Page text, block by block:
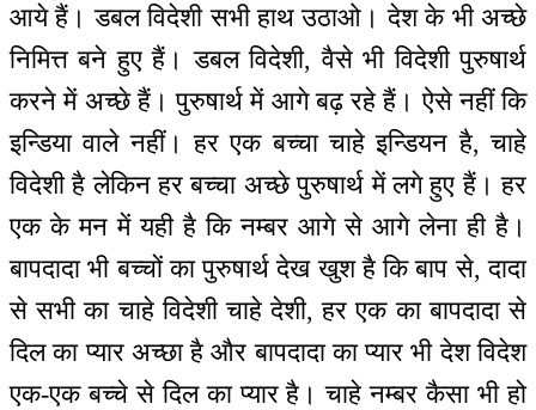
आये हैं। डबल विदेशी सभी हाथ उठाओ। देश के भी अच्छे
निमित्त बने हुए हैं। डबल विदेशी, वैसे भी विदेशी पुरुषार्थ
करने में अच्छे हैं। पुरुषार्थ में आगे बढ़ रहे हैं। ऐसे नहीं कि
इन्डिया वाले नहीं। हर एक बच्चा चाहे इन्डियन है, चाहे
विदेशी है लेकिन हर बच्चा अच्छे पुरुषार्थ में लगे हुए हैं। हर
एक के मन में यही है कि नम्बर आगे से आगे लेना ही है।
बापदादा भी बच्चों का पुरुषार्थ देख खुश है कि बाप से, दादा
से सभी का चाहे विदेशी चाहे देशी, हर एक का बापदादा से
दिल का प्यार अच्छा है और बापदादा का प्यार भी देश विदेश
एक-एक बच्चे से दिल का प्यार है। चाहे नम्बर कैसा भी हो